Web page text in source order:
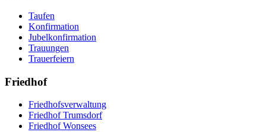
Taufen
Konfirmation
Jubelkonfirmation
Trauungen
Trauerfeiern
Friedhof
Friedhofsverwaltung
Friedhof Trumsdorf
Friedhof Wonsees